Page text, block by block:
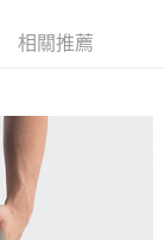
相關推薦